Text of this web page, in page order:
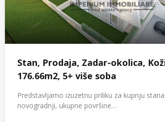
Stan, Prodaja, Zadar-okolica,
176.66m2, 5+ više soba
Predstavljamo izuzetnu priliku za kupnju
novogradnji, ukupne površine…